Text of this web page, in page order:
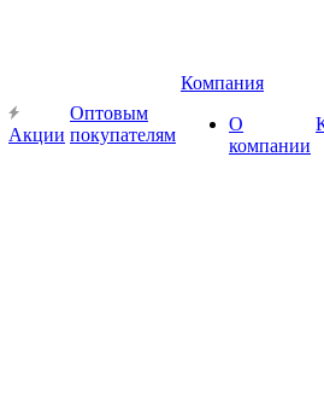
Акции
Оптовым
покупателям
Компания
О
компании